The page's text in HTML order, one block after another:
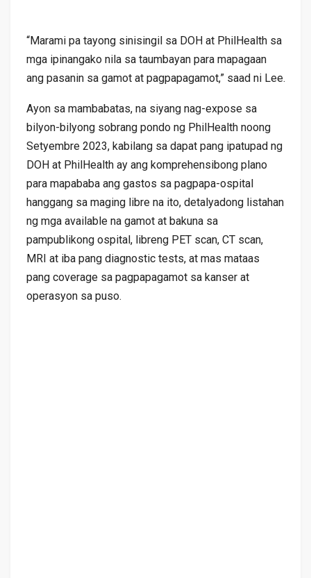
“Marami pa tayong sinisingil sa DOH at PhilHealth sa
mga ipinangako nila sa taumbayan para mapagaan
ang pasanin sa gamot at pagpapagamot,” saad ni Lee.
Ayon sa mambabatas, na siyang nag-expose sa
bilyon-bilyong sobrang pondo ng PhilHealth noong
Setyembre 2023, kabilang sa dapat pang ipatupad ng
DOH at PhilHealth ay ang komprehensibong plano
para mapababa ang gastos sa pagpapa-ospital
hanggang sa maging libre na ito, detalyadong listahan
ng mga available na gamot at bakuna sa
pampublikong ospital, libreng PET scan, CT scan,
MRI at iba pang diagnostic tests, at mas mataas
pang coverage sa pagpapagamot sa kanser at
operasyon sa puso.